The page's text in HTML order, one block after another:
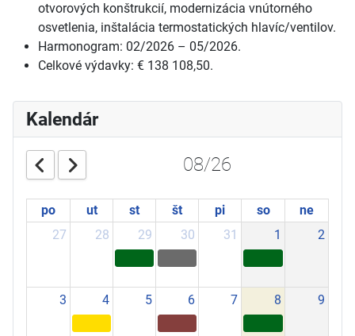
otvorových konštrukcií, modernizácia vnútorného
osvetlenia, inštalácia termostatických hlavíc/ventilov.
Harmonogram: 02/2026 – 05/2026.
Celkové výdavky: € 138 108,50.
Kalendár
08/26
po ut st št pi so
ne
27
28 29 30 31 1 2
3 4 5 6 7 8 9